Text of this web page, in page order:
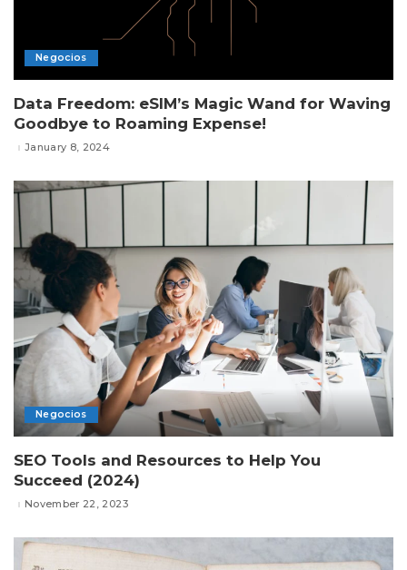
Negocios
Data Freedom: eSIM’s Magic Wand for Waving
Goodbye to Roaming Expense!
January 8, 2024
Negocios
SEO Tools and Resources to Help You
Succeed (2024)
November 22, 2023